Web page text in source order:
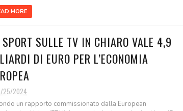
MORE
SPORT SULLE TV IN CHIARO VALE 4,9
DI EURO PER L’ECONOMIA
25/2024
un rapporto commissionato dalla European